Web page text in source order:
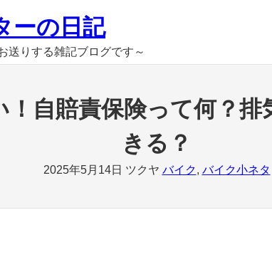
ーの日記
送りする雑記ブログです～
自賠責保険って何？
きる？
2025年5月14日 ツクヤ バイク, バイク小ネタ